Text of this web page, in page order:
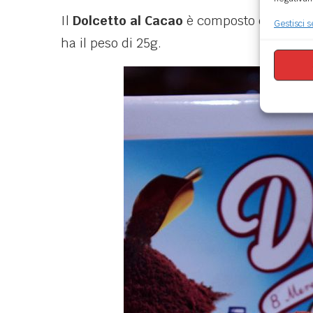
Gestisci
Il Dolcetto al Cacao è composto da
ha il peso di 25g.